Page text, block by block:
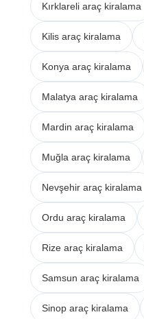
Kırklareli araç kiralama
Kilis araç kiralama
Konya araç kiralama
Malatya araç kiralama
Mardin araç kiralama
Muğla araç kiralama
Nevşehir araç kiralama
Ordu araç kiralama
Rize araç kiralama
Samsun araç kiralama
Sinop araç kiralama